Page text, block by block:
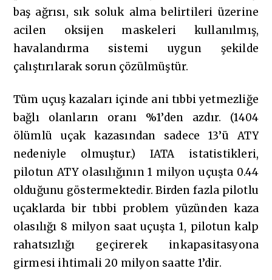
baş ağrısı, sık soluk alma belirtileri üzerine
acilen oksijen maskeleri kullanılmış,
havalandırma sistemi uygun şekilde
çalıştırılarak sorun çözülmüştür.
Tüm uçuş kazaları içinde ani tıbbi yetmezliğe
bağlı olanların oranı %1’den azdır. (1404
ölümlü uçak kazasından sadece 13’ü ATY
nedeniyle olmuştur.) IATA istatistikleri,
pilotun ATY olasılığının 1 milyon uçuşta 0.44
olduğunu göstermektedir. Birden fazla pilotlu
uçaklarda bir tıbbi problem yüzünden kaza
olasılığı 8 milyon saat uçuşta 1, pilotun kalp
rahatsızlığı geçirerek inkapasitasyona
girmesi ihtimali 20 milyon saatte 1’dir.